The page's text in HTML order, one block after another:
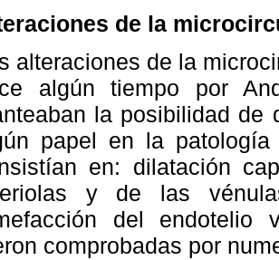
de la
alteraciones de la
algún tiempo por
la posibilidad de
papel en la
en: dilatación
y de las
del endotelio
comprobadas por